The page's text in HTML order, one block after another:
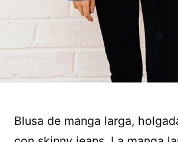
Blusa de manga larga,